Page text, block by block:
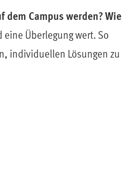
dem Campus werden?Wie
Überlegung wert. So
individuellen Lösungen zu